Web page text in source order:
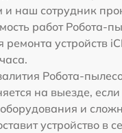
и наш сотрудник
работ Робота-
ремонта устройств
Робота-
на выезде, если
и
устройство в